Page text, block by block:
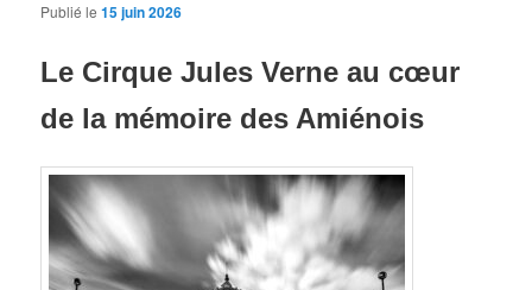
Publié le15 juin 2026
Le Cirque Jules Verne au cœur
de la mémoire des Amiénois